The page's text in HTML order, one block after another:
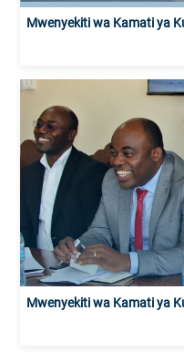
Mwenyekiti wa Kamati ya
Mwenyekiti wa Kamati ya